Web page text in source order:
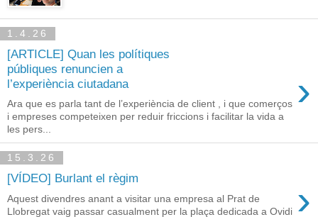
1.4.26
[ARTICLE] Quan les polítiques
públiques renuncien a
l’experiència ciutadana
›
Ara que es parla tant de l’experiència de client , i que comerços
i empreses competeixen per reduir friccions i facilitar la vida a
les pers...
15.3.26
[VÍDEO] Burlant el règim ›
Aquest divendres anant a visitar una empresa al Prat de
Llobregat vaig passar casualment per la plaça dedicada a Ovidi